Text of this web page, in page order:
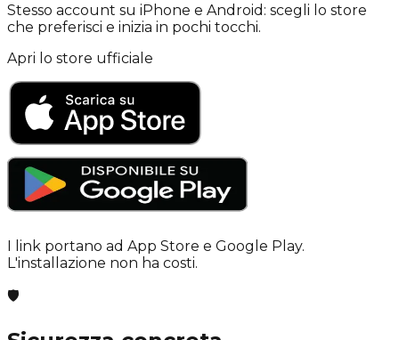
Stesso account su iPhone e Android: scegli lo store
che preferisci e inizia in pochi tocchi.
Apri lo store ufficiale
I link portano ad App Store e Google Play.
L'installazione non ha costi.
🛡️